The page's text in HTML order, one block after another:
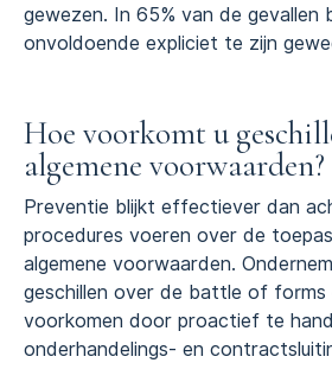
gewezen. In 65% van de gevallen
onvoldoende expliciet te zijn
Hoe voorkomt u
algemene voorwaarden?
Preventie blijkt effectiever dan
procedures voeren over de
algemene voorwaarden.
geschillen over de battle of forms
voorkomen door proactief te
onderhandelings- en